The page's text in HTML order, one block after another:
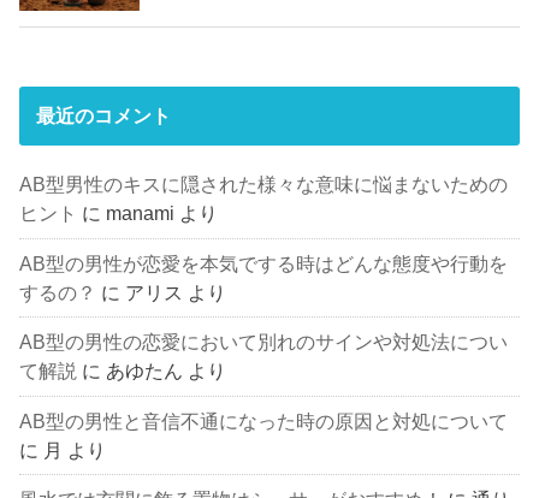
最近のコメント
AB型男性のキスに隠された様々な意味に悩まないための
ヒント に manami より
AB型の男性が恋愛を本気でする時はどんな態度や行動を
するの？ に アリス より
AB型の男性の恋愛において別れのサインや対処法につい
て解説 に あゆたん より
AB型の男性と音信不通になった時の原因と対処について
に 月 より